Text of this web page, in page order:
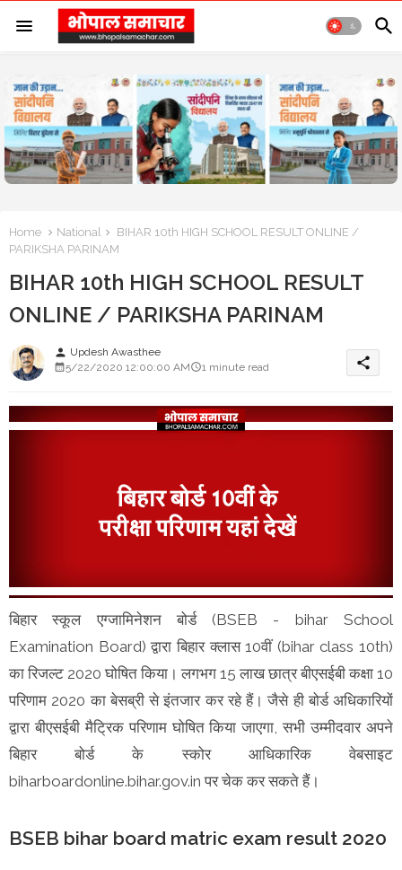
Home National
BIHAR 10th HIGH SCHOOL RESULT ONLINE /
PARIKSHA PARINAM
BIHAR 10th HIGH SCHOOL RESULT
ONLINE / PARIKSHA PARINAM
person Updesh Awasthee
5/22/2020 12:00:00 AM
1 minute read share
बिहार स्कूल एग्जामिनेशन बोर्ड (BSEB - bihar School
Examination Board) द्वारा बिहार क्लास 10वीं (bihar class 10th)
का रिजल्ट 2020 घोषित किया। लगभग 15 लाख छात्र बीएसईबी कक्षा 10
परिणाम 2020 का बेसब्री से इंतजार कर रहे हैं। जैसे ही बोर्ड अधिकारियों
द्वारा बीएसईबी मैट्रिक परिणाम घोषित किया जाएगा, सभी उम्मीदवार अपने
बिहार बोर्ड के स्कोर आधिकारिक वेबसाइट
biharboardonline.bihar.gov.in पर चेक कर सकते हैं।
BSEB bihar board matric exam result 2020